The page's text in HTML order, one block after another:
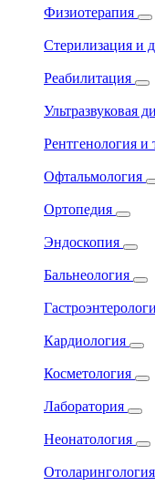
Физиотерапия
Стерилизация и
Реабилитация
Ультразвуковая
Рентгенология и
Офтальмология
Ортопедия
Эндоскопия
Бальнеология
Кардиология
Косметология
Лаборатория
Неонатология
Отоларингология